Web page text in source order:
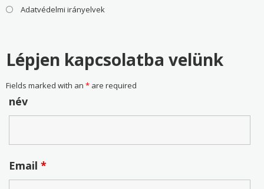
Adatvédelmi irányelvek
Lépjen kapcsolatba velünk
Fields marked with an *are required
név
Email *